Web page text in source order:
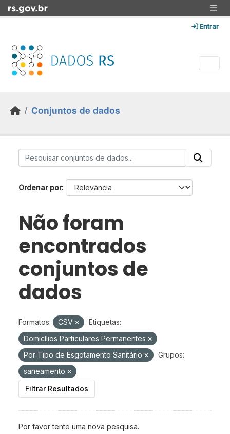
Skip to main content ☰
Entrar
Conjuntos de dados
Ordenar por
Não foram
encontrados
conjuntos de
dados
Formatos: CSV
Etiquetas:
Domicílios Particulares Permanentes
Por Tipo de Esgotamento Sanitário
Grupos:
saneamento
Filtrar Resultados
Por favor tente uma nova pesquisa.